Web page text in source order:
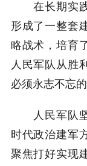
在长期实践
形成了一整套
略战术，培育
人民军队从胜
必须永志不忘的
人民军队坚
时代政治建军
聚焦打好实现